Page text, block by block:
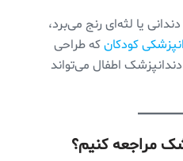
یا لثه‌ای رنج می‌برد،
کودکانکه طراحی
اطفال می‌تواند
مراجعه کنیم؟